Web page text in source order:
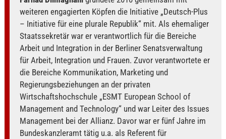
weiteren engagierten Köpfen die Initiative „Deutsch-Plus
– Initiative für eine plurale Republik“ mit. Als ehemaliger
Staatssekretär war er verantwortlich für die Bereiche
Arbeit und Integration in der Berliner Senatsverwaltung
für Arbeit, Integration und Frauen. Zuvor verantwortete er
die Bereiche Kommunikation, Marketing und
Regierungsbeziehungen an der privaten
Wirtschaftshochschule „ESMT European School of
Management and Technology“ und war Leiter des Issues
Management bei der Allianz. Davor war er fünf Jahre im
Bundeskanzleramt tätig u.a. als Referent für